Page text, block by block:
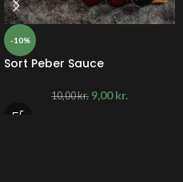
-10%
Sort Peber Sauce
10,00kr. 9,00kr.